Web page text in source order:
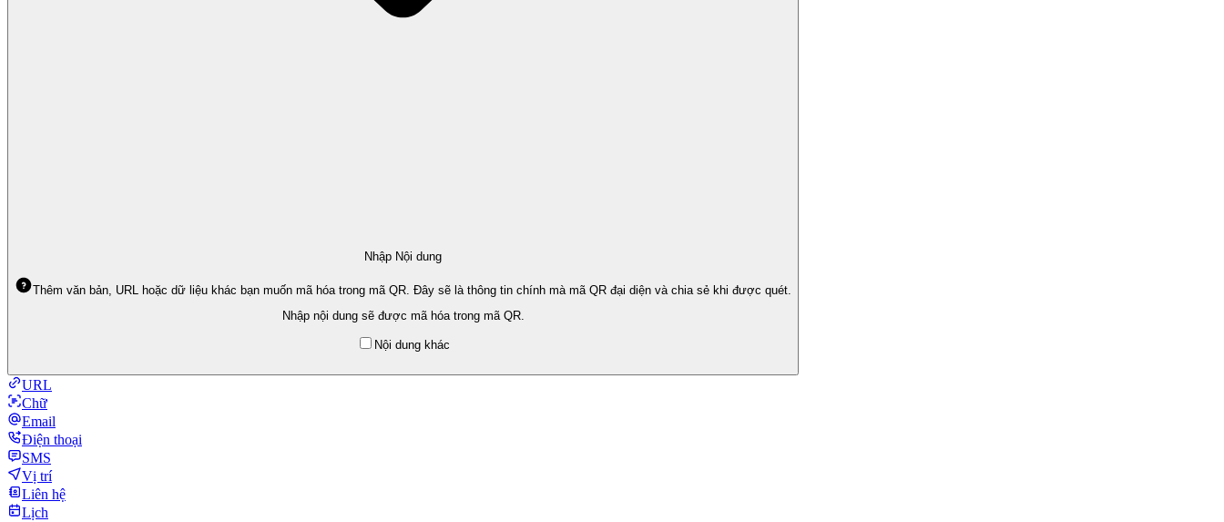
Nhập Nội dung
Thêm văn bản, URL hoặc dữ liệu khác bạn muốn mã hóa trong mã QR. Đây sẽ là thông tin chính mà mã QR đại diện và chia sẻ khi được quét.
Nhập nội dung sẽ được mã hóa trong mã QR.
Nội dung khác
URL
Chữ
Email
Điện thoại
SMS
Vị trí
Liên hệ
Lịch